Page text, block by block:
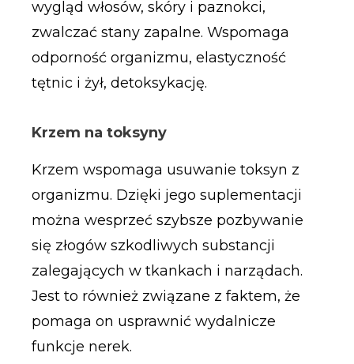
wygląd włosów, skóry i paznokci,
zwalczać stany zapalne. Wspomaga
odporność organizmu, elastyczność
tętnic i żył, detoksykację.
Krzem na toksyny
Krzem wspomaga usuwanie toksyn z
organizmu. Dzięki jego suplementacji
można wesprzeć szybsze pozbywanie
się złogów szkodliwych substancji
zalegających w tkankach i narządach.
Jest to również związane z faktem, że
pomaga on usprawnić wydalnicze
funkcje nerek.